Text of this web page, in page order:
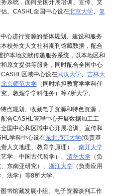
系统，面向全国开展培训、宣传、文
。CASHL全国中心设在北京大学、 复
心进行资源的整体规划、建设和服务
校外文人文社科期刊馆藏数据，配合
本地文献传递服务系统，以本地区和
原文提供等服务，同时配合全国中心
区域中心设在武汉大学、 吉林大
北京师范大学（同时承担教育学学科任
、敦煌学学科任务）等7所大学。
点规划、收藏电子资源和特色资源，
合CASHL管理中心开展数据加工工
国中心和区域中心开展培训、宣传和
学科中心设在东北师范大学(负责基
人文地理、教育学原理）、 南开大学
学、中国古代哲学）、 清华大学（负
东南亚研究）、 浙江大学（负责应用
法学）等8所大学。
书馆藏发展小组、电子资源谈判工作